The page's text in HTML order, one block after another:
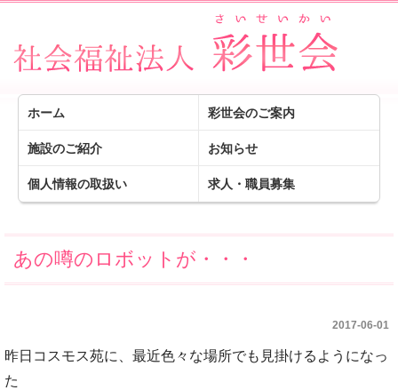
ホーム 彩世会のご案内
施設のご紹介 お知らせ
個人情報の取扱い 求人・職員募集
あの噂のロボットが・・・
2017-06-01
昨日コスモス苑に、最近色々な場所でも見掛けるようになっ
た